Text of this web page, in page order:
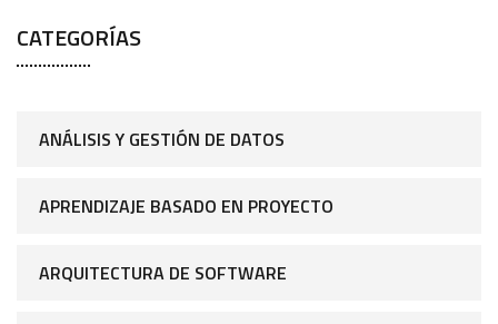
CATEGORÍAS
ANÁLISIS Y GESTIÓN DE DATOS
APRENDIZAJE BASADO EN PROYECTO
ARQUITECTURA DE SOFTWARE